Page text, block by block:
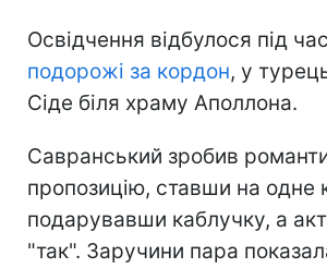
Освідчення відбулося під
подорожі за кордон, у
Сіде біля храму Аполлона.
Савранський зробив
пропозицію, ставши на одне
подарувавши каблучку, а
"так". Заручини пара